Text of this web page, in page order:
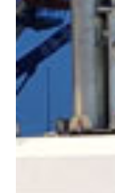
Las torres de
optimizar el área de
son energéticamente
gasoil y otras que
vayas a trabajar,